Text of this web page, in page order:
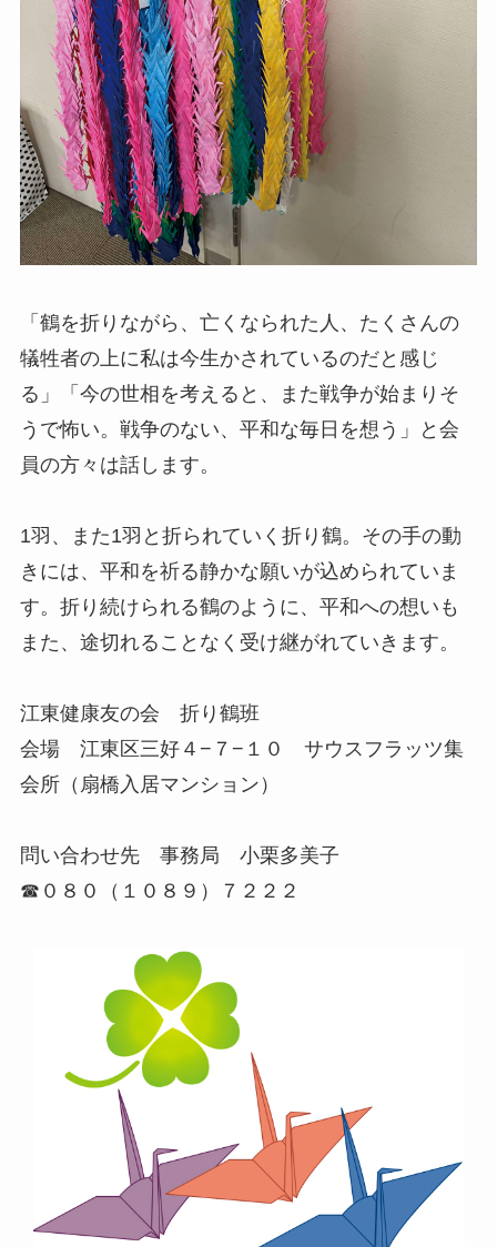
「鶴を折りながら、亡くなられた人、たくさんの
犠牲者の上に私は今生かされているのだと感じ
る」「今の世相を考えると、また戦争が始まりそ
うで怖い。戦争のない、平和な毎日を想う」と会
員の方々は話します。
1羽、また1羽と折られていく折り鶴。その手の動
きには、平和を祈る静かな願いが込められていま
す。折り続けられる鶴のように、平和への想いも
また、途切れることなく受け継がれていきます。
江東健康友の会 折り鶴班
会場 江東区三好４−７−１０ サウスフラッツ集
会所（扇橋入居マンション）
問い合わせ先 事務局 小栗多美子
☎︎０８０（１０８９）７２２２